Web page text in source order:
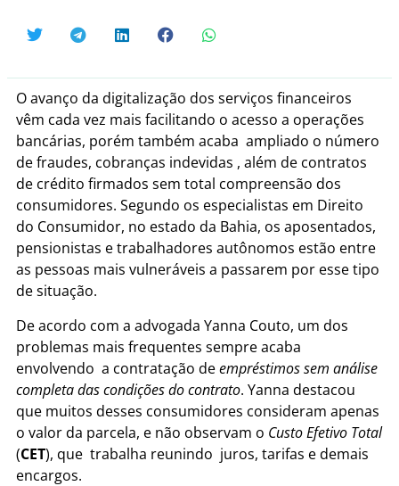
O avanço da digitalização dos serviços financeiros
vêm cada vez mais facilitando o acesso a operações
bancárias, porém também acaba ampliado o número
de fraudes, cobranças indevidas , além de contratos
de crédito firmados sem total compreensão dos
consumidores. Segundo os especialistas em Direito
do Consumidor, no estado da Bahia, os aposentados,
pensionistas e trabalhadores autônomos estão entre
as pessoas mais vulneráveis a passarem por esse tipo
de situação.
De acordo com a advogada Yanna Couto, um dos
problemas mais frequentes sempre acaba
envolvendo a contratação deempréstimos sem análise
completa das condições do contrato. Yanna destacou
que muitos desses consumidores consideram apenas
o valor da parcela, e não observam o Custo Efetivo Total
(CET), que trabalha reunindo juros, tarifas e demais
encargos.